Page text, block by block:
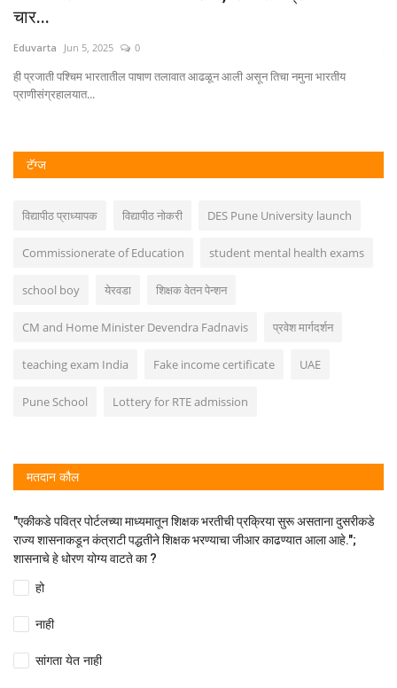
Eduvarta
विषारी जड धातूं मुळे होणारे पर्यावरणातील प्रदूषण त्याचे घातक परिणाम जीवाणूंच्या...
टॅग्ज
विद्यापीठ प्राध्यापक विद्यापीठ नोकरी DES Pune University launch
Commissionerate of Education student mental health exams
school boy येरवडा शिक्षक वेतन पेन्शन
CM and Home Minister Devendra Fadnavis प्रवेश मार्गदर्शन
teaching exam India Fake income certificate UAE
Pune School Lottery for RTE admission
मतदान कौल
"एकीकडे पवित्र पोर्टलच्या माध्यमातून शिक्षक भरतीची प्रक्रिया सुरू असताना दुसरीकडे
राज्य शासनाकडून कंत्राटी पद्धतीने शिक्षक भरण्याचा जीआर काढण्यात आला आहे.";
शासनाचे हे धोरण योग्य वाटते का ?
हो
नाही
सांगता येत नाही